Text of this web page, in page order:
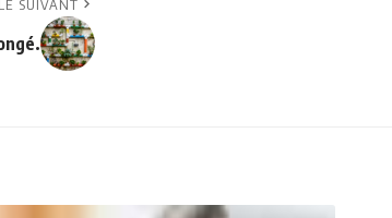
SUIVANT